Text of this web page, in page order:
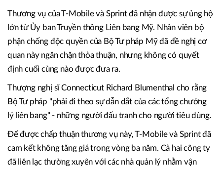
Thương vụ của T-Mobile và Sprint đã nhận được sự ủng hộ
lớn từ Ủy ban Truyền thông Liên bang Mỹ. Nhân viên bộ
phận chống độc quyền của Bộ Tư pháp Mỹ đã đề nghị cơ
quan này ngăn chặn thỏa thuận, nhưng không có quyết
định cuối cùng nào được đưa ra.
Thượng nghị sĩ Connecticut Richard Blumenthal cho rằng
Bộ Tư pháp "phải đi theo sự dẫn dắt của các tổng chưởng
lý liên bang" - những người đấu tranh cho người tiêu dùng.
Để được chấp thuận thương vụ này, T-Mobile và Sprint đã
cam kết không tăng giá trong vòng ba năm. Cả hai công ty
đã liên lạc thường xuyên với các nhà quản lý nhằm vận